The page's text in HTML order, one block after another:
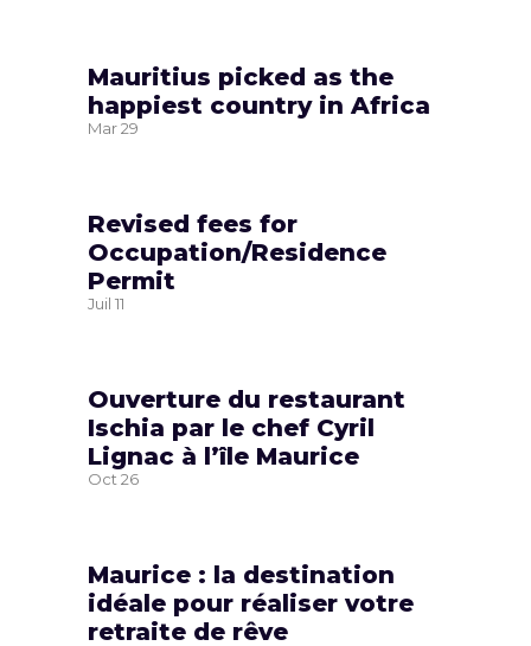
Mauritius picked as the
happiest country in Africa
Mar29
Revised fees for
Occupation/Residence
Permit
Juil 11
Ouverture du restaurant
Ischia par le chef Cyril
Lignac à l’île Maurice
Oct26
Maurice : la destination
idéale pour réaliser votre
retraite de rêve